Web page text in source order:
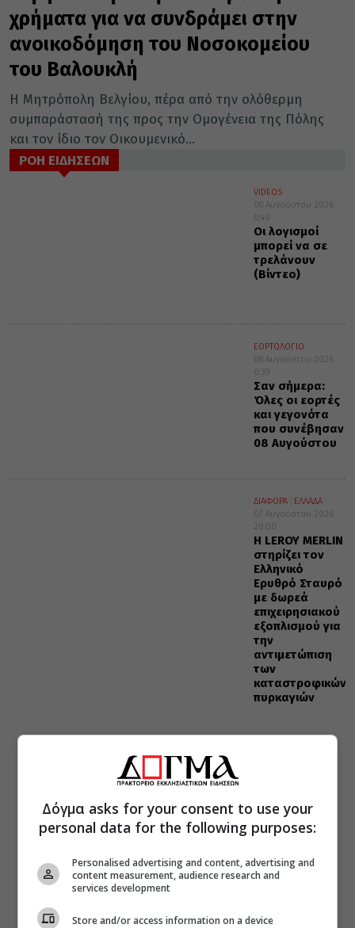
χρήματα για να συνδράμει στην
ανοικοδόμηση του Νοσοκομείου
του Βαλουκλή
Η Μητρόπολη Βελγίου, πέρα από την ολόθερμη
συμπαράστασή της προς την Ομογένεια της Πόλης
και τον ίδιο τον Οικουμενικό...
ΡΟΗ ΕΙΔΗΣΕΩΝ
VIDEOS
08 Αυγούστου 2026
0:40
Οι λογισμοί
μπορεί να σε
τρελάνουν
(Βίντεο)
ΕΟΡΤΟΛΟΓΙΟ
08 Αυγούστου 2026
0:39
Σαν σήμερα:
Όλες οι εορτές
και γεγονότα
που συνέβησαν
08 Αυγούστου
ΔΙΑΦΟΡΑ
ΕΛΛΑΔΑ
07 Αυγούστου 2026
20:00
Η LEROY MERLIN
στηρίζει τον
Ελληνικό
Ερυθρό Σταυρό
με δωρεά
επιχειρησιακού
εξοπλισμού για
την
αντιμετώπιση
των
καταστροφικών
πυρκαγιών
Δόγμα asks for your consent to use your
personal data for the following purposes:
Personalised advertising and content, advertising and
content measurement, audience research and
services development
Store and/or access information on a device